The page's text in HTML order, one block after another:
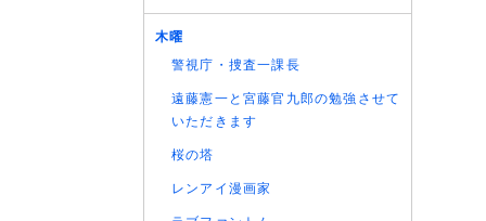
木曜
警視庁・捜査一課長
遠藤憲一と宮藤官九郎の勉強させて
いただきます
桜の塔
レンアイ漫画家